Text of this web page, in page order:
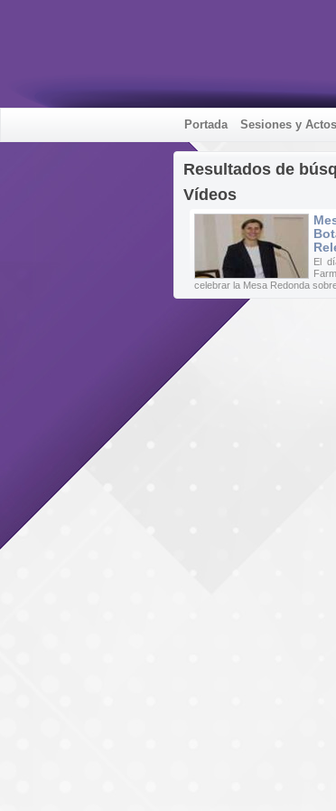
Portada Sesiones y
Resultados de
Vídeos
El
celebrar la Mesa Redonda